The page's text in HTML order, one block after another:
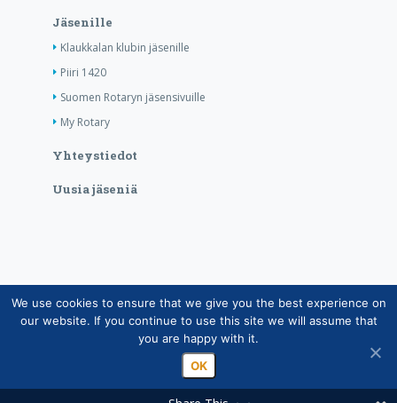
Jäsenille
Klaukkalan klubin jäsenille
Piiri 1420
Suomen Rotaryn jäsensivuille
My Rotary
Yhteystiedot
Uusia jäseniä
Copyright © Suomen Rotarypalvelu ry 2026 |
Jäsentietojärjestelmän tietosuojaseloste|Henkilötietojen
käsittely Rotarytoiminnassa
We use cookies to ensure that we give you the best experience on
our website. If you continue to use this site we will assume that
you are happy with it.
OK